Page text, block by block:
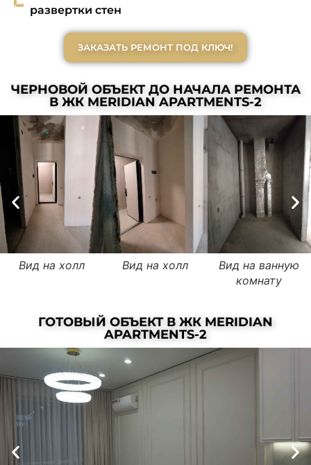
развертки стен
ЗАКАЗАТЬ РЕМОНТ ПОД КЛЮЧ!
ЧЕРНОВОЙ ОБЪЕКТ ДО НАЧАЛА РЕМОНТА
В ЖК MERIDIAN APARTMENTS-2
Вид на холл Вид на холл
Вид на ванную
комнату
ГОТОВЫЙ ОБЪЕКТ В ЖК MERIDIAN
APARTMENTS-2